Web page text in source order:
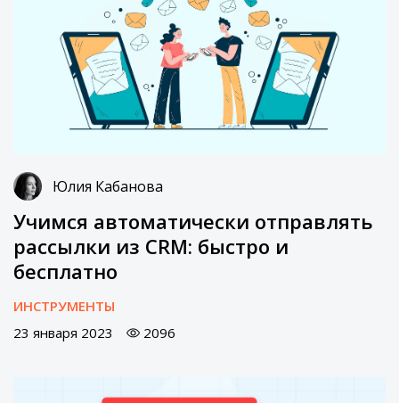
Юлия Кабанова
Учимся автоматически отправлять
рассылки из CRM: быстро и
бесплатно
ИНСТРУМЕНТЫ
23 января 2023
2096